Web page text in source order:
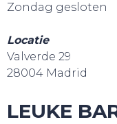
Zondag gesloten
Locatie
Valverde 29
28004 Madrid
LEUKE